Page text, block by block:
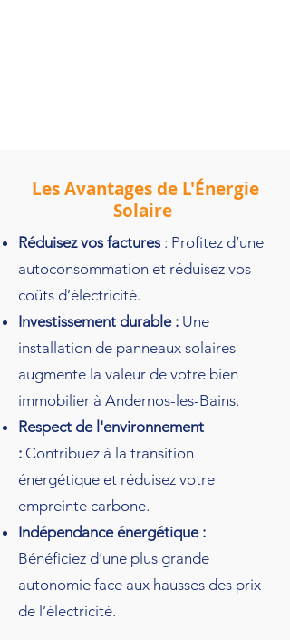
Les Avantages de L'Énergie
Solaire
Réduisez vos factures : Profitez d’une
autoconsommation et réduisez vos
coûts d’électricité.
Investissement durable : Une
installation de panneaux solaires
augmente la valeur de votre bien
immobilier à Andernos-les-Bains.
Respect de l'environnement
: Contribuez à la transition
énergétique et réduisez votre
empreinte carbone.
Indépendance énergétique :
Bénéficiez d’une plus grande
autonomie face aux hausses des prix
de l’électricité.